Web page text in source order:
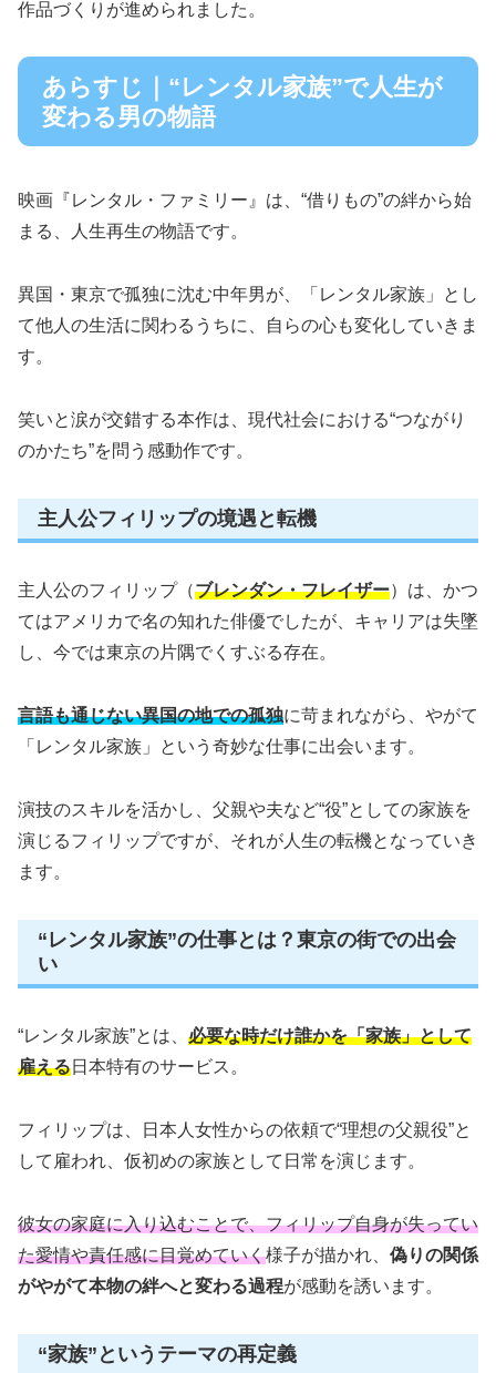
作品づくりが進められました。
あらすじ｜“レンタル家族”で人生が
変わる男の物語
映画『レンタル・ファミリー』は、“借りもの”の絆から始
まる、人生再生の物語です。
異国・東京で孤独に沈む中年男が、「レンタル家族」とし
て他人の生活に関わるうちに、自らの心も変化していきま
す。
笑いと涙が交錯する本作は、現代社会における“つながり
のかたち”を問う感動作です。
主人公フィリップの境遇と転機
主人公のフィリップ（ブレンダン・フレイザー）は、かつ
てはアメリカで名の知れた俳優でしたが、キャリアは失墜
し、今では東京の片隅でくすぶる存在。
言語も通じない異国の地での孤独に苛まれながら、やがて
「レンタル家族」という奇妙な仕事に出会います。
演技のスキルを活かし、父親や夫など“役”としての家族を
演じるフィリップですが、それが人生の転機となっていき
ます。
“レンタル家族”の仕事とは？東京の街での出会
い
“レンタル家族”とは、 必要な時だけ誰かを「家族」として
雇える日本特有のサービス。
フィリップは、日本人女性からの依頼で“理想の父親役”と
して雇われ、仮初めの家族として日常を演じます。
彼女の家庭に入り込むことで、フィリップ自身が失ってい
た愛情や責任感に目覚めていく様子が描かれ、 偽りの関係
がやがて本物の絆へと変わる過程が感動を誘います。
“家族”というテーマの再定義